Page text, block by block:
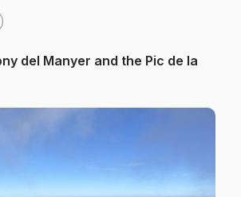
del Manyer and the Pic de la